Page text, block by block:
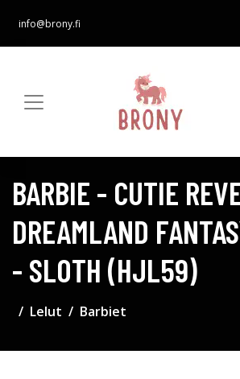
info@brony.fi
BARBIE - CUTIE
DREAMLAND
- SLOTH (HJL59)
Lelut Barbiet